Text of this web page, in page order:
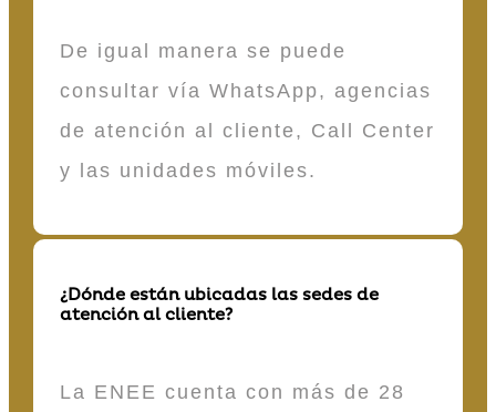
De igual manera se puede
consultar vía WhatsApp, agencias
de atención al cliente, Call Center
y las unidades móviles.
¿Dónde están ubicadas las sedes de
atención al cliente?
La ENEE cuenta con más de 28